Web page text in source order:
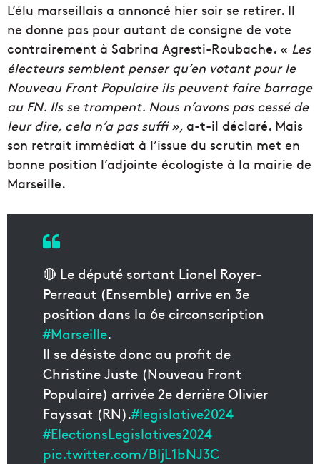
L’élu marseillais a annoncé hier soir se retirer. Il
ne donne pas pour autant de consigne de vote
contrairement à Sabrina Agresti-Roubache. « Les
électeurs semblent penser qu’en votant pour le
Nouveau Front Populaire ils peuvent faire barrage
au FN. Ils se trompent. Nous n’avons pas cessé de
leur dire, cela n’a pas suffi », a-t-il déclaré. Mais
son retrait immédiat à l’issue du scrutin met en
bonne position l’adjointe écologiste à la mairie de
Marseille.
🔴 Le député sortant Lionel Royer-
Perreaut (Ensemble) arrive en 3e
position dans la 6e circonscription
#Marseille.
Il se désiste donc au profit de
Christine Juste (Nouveau Front
Populaire) arrivée 2e derrière Olivier
Fayssat (RN).#legislative2024
#ElectionsLegislatives2024
pic.twitter.com/BljL1bNJ3C